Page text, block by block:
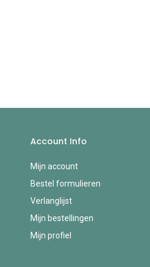
Account Info
Mijn account
Bestel formulieren
Verlanglijst
Mijn bestellingen
Mijn profiel